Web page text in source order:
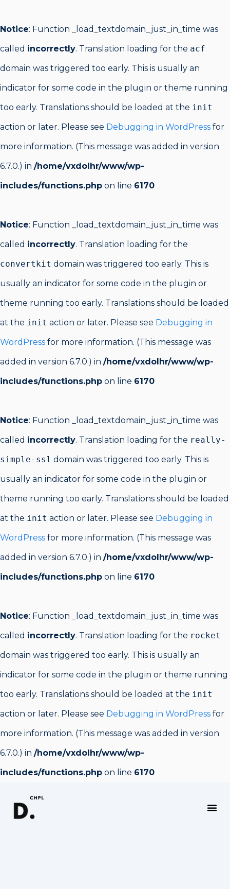
Notice: Function _load_textdomain_just_in_time was
called incorrectly. Translation loading for the acf
domain was triggered too early. This is usually an
indicator for some code in the plugin or theme running
too early. Translations should be loaded at the init
action or later. Please see Debugging in WordPress for
more information. (This message was added in version
6.7.0.) in /home/vxdolhr/www/wp-
includes/functions.php on line 6170
Notice: Function _load_textdomain_just_in_time was
called incorrectly. Translation loading for the
convertkit domain was triggered too early. This is
usually an indicator for some code in the plugin or
theme running too early. Translations should be loaded
at the init action or later. Please see Debugging in
WordPress for more information. (This message was
added in version 6.7.0.) in /home/vxdolhr/www/wp-
includes/functions.php on line 6170
Notice: Function _load_textdomain_just_in_time was
called incorrectly. Translation loading for the really-
simple-ssl domain was triggered too early. This is
usually an indicator for some code in the plugin or
theme running too early. Translations should be loaded
at the init action or later. Please see Debugging in
WordPress for more information. (This message was
added in version 6.7.0.) in /home/vxdolhr/www/wp-
includes/functions.php on line 6170
Notice: Function _load_textdomain_just_in_time was
called incorrectly. Translation loading for the rocket
domain was triggered too early. This is usually an
indicator for some code in the plugin or theme running
too early. Translations should be loaded at the init
action or later. Please see Debugging in WordPress for
more information. (This message was added in version
6.7.0.) in /home/vxdolhr/www/wp-
includes/functions.php on line 6170